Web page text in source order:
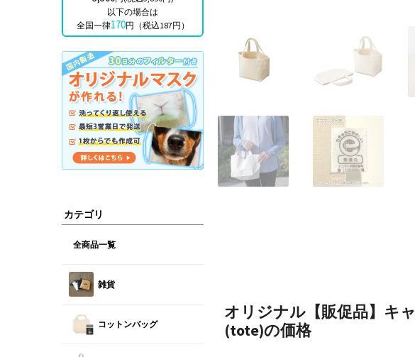
オリジナル【販促品】キ
(tote)の価格
以下の場合は
全国一律170円（税込187円）
カテゴリ
全商品一覧
雑貨
コットンバッグ